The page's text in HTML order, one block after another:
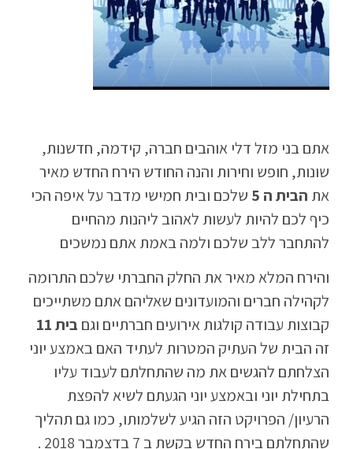
אתם בני מזל דלי אוהבים חברה, קידמה, חדשנות,
שונות, חופש וחירות והנה החודש הירח החדש מאיר
את הבית ה 5
שלכם ובית חמישי מדבר על איפה הכי
כיף לכם להיות לעשות לאהוב ליהנות מהחיים
להתחבר ללב שלכם ולמה באמת אתם נמשכים
והירח המלא מאיר את החלק החברתי שלכם התרומה
לקהילה חברים והמועדונים שאליהם אתם משתייכים
קבוצות עבודה קולגות אירועים חברתיים וגם בית 11
זה הבית של העתיק המטרות לעתיד האם באמצע יוני
הצלחתם להגשים את מה שהתחלתם לעבוד עליו
בתחילת יוני ובאמצע יוני הגעתם לשיא להפצת
הרעיון/ הפרויקט הזה הגיע לשלמותו, כמו גם תהליך
שהתחלתם בירח החדש בקשת ב 7 בדצמבר 2018 .